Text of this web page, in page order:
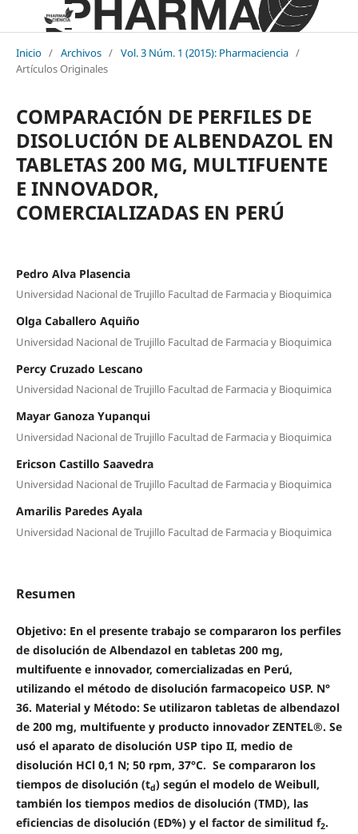
Inicio / Archivos / Vol. 3 Núm. 1 (2015): Pharmaciencia /
Artículos Originales
COMPARACIÓN DE PERFILES DE
DISOLUCIÓN DE ALBENDAZOL EN
TABLETAS 200 MG, MULTIFUENTE
E INNOVADOR,
COMERCIALIZADAS EN PERÚ
Pedro Alva Plasencia
Universidad Nacional de Trujillo Facultad de Farmacia y Bioquimica
Olga Caballero Aquiño
Universidad Nacional de Trujillo Facultad de Farmacia y Bioquimica
Percy Cruzado Lescano
Universidad Nacional de Trujillo Facultad de Farmacia y Bioquimica
Mayar Ganoza Yupanqui
Universidad Nacional de Trujillo Facultad de Farmacia y Bioquimica
Ericson Castillo Saavedra
Universidad Nacional de Trujillo Facultad de Farmacia y Bioquimica
Amarilis Paredes Ayala
Universidad Nacional de Trujillo Facultad de Farmacia y Bioquimica
Resumen
Objetivo: En el presente trabajo se compararon los perfiles
de disolución de Albendazol en tabletas 200 mg,
multifuente e innovador, comercializadas en Perú,
utilizando el método de disolución farmacopeico USP. N°
36. Material y Método: Se utilizaron tabletas de albendazol
de 200 mg, multifuente y producto innovador ZENTEL®. Se
usó el aparato de disolución USP tipo II, medio de
disolución HCl 0,1 N; 50 rpm, 37°C. Se compararon los
tiempos de disolución (td) según el modelo de Weibull,
también los tiempos medios de disolución (TMD), las
eficiencias de disolución (ED%) y el factor de similitud f2.